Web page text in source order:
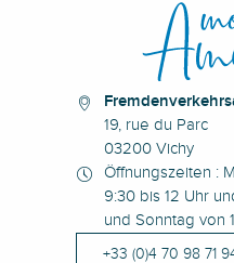
19, rue du Parc
03200 Vichy
Öffnungszeiten :
9:30 bis 12 Uhr
und Sonntag von
+33 (0)4 70 98 71